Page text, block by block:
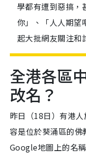
學都有遭到惡搞，
你」、「人人期望
起大批網友關注和
全港各區
改名？
昨日（18日）有港
容是位於葵涌區的
Google地圖上的名